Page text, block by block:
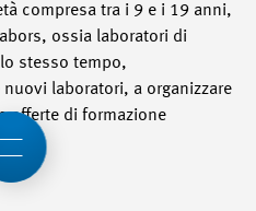
compresa tra i 9 e i 19 anni,
ossia laboratori di
stesso tempo,
nuovi laboratori, a organizzare
offerte di formazione